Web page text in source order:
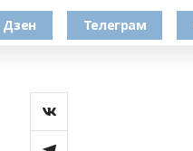
Дзен Телеграм